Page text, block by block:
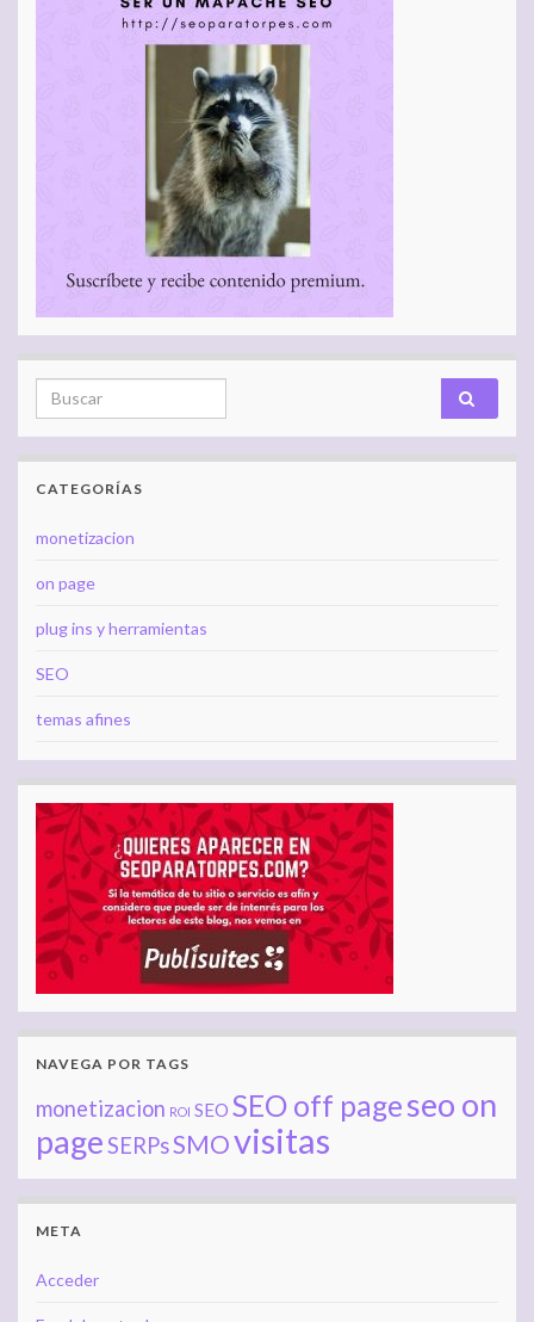
Search for:
CATEGORÍAS
monetizacion
on page
plug ins y herramientas
SEO
temas afines
NAVEGA POR TAGS
monetizacion ROI SEO SEO off pageseo on
pageSERPsSMOvisitas
META
Acceder